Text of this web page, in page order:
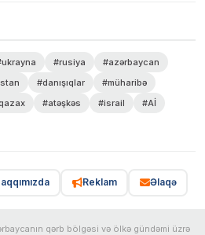
#rusiya
#azərbaycan
#danışıqlar
#müharibə
#atəşkəs #israil
#Aİ
Reklam Əlaqə
qərb bölgəsi və ölkə gündəmi üzrə